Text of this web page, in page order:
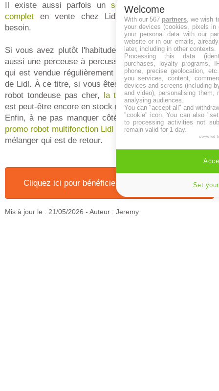
Il existe aussi parfois un set perceuse viseuse très
complet en vente chez Lidl. Comparez selon votre
besoin.
Si vous avez plutôt l'habitude d'aller chez Aldi, il existe
aussi une perceuse à percussion Aldi de marque Ferrex
qui est vendue régulièrement à un tarif similaire à celle
de Lidl. À ce titre, si vous êtes à la recherche d'une d'un
robot tondeuse pas cher, la tondeuse robot AldiFerrex
est peut-être encore en stock magasin à prix intéressant.
Enfin, à ne pas manquer côté rayon électroménager, la
promo robot multifonction Lidl 3 en 1 pour pétrir, mixer et
mélanger qui est de retour.
Cliquez ici pour bénéficier de "Notre bon plan" !
Mis à jour le : 21/05/2026 - Auteur : Jeremy
Welcome
With our 567 partners , we wish
your devices (cookies, pixels
your personal data with our
website or in our emails,
later, including in other contexts.
Processing this data
purchases, loyalty programs,
phone, precise geolocation,
you services, content,
devices and screens (including
and video), personalising them,
analysing audiences.
You can "accept all" and
"cookie" icon. You can also
to processing activities not
remain valid for 1 day.
powered
Set